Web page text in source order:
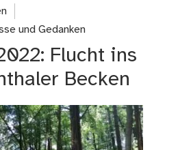
und Gedanken
Flucht ins
Becken